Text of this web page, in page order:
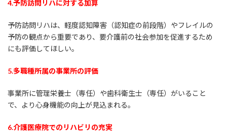
4.予防訪問リハに対する加算
予防訪問リハは、軽度認知障害（認知症の前段階）やフレイルの
予防の観点から重要であり、要介護前の社会参加を促進するため
にも評価してほしい。
5.多職種所属の事業所の評価
事業所に管理栄養士（専任）や歯科衛生士（専任）がいること
で、より心身機能の向上が見込まれる。
6.介護医療院でのリハビリの充実